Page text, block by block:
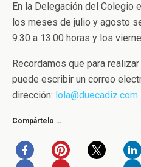
En la Delegación del Colegio
los meses de julio y agosto
9.30 a 13.00 horas y los
Recordamos que para
puede escribir un correo
dirección: lola@duecadiz.com
Compártelo …